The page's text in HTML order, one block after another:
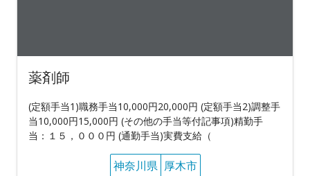
薬剤師
(定額手当1)職務手当10,000円20,000円 (定額手当2)調整手
当10,000円15,000円 (その他の手当等付記事項)精勤手
当：１５，０００円 (通勤手当)実費支給（
神奈川県 厚木市